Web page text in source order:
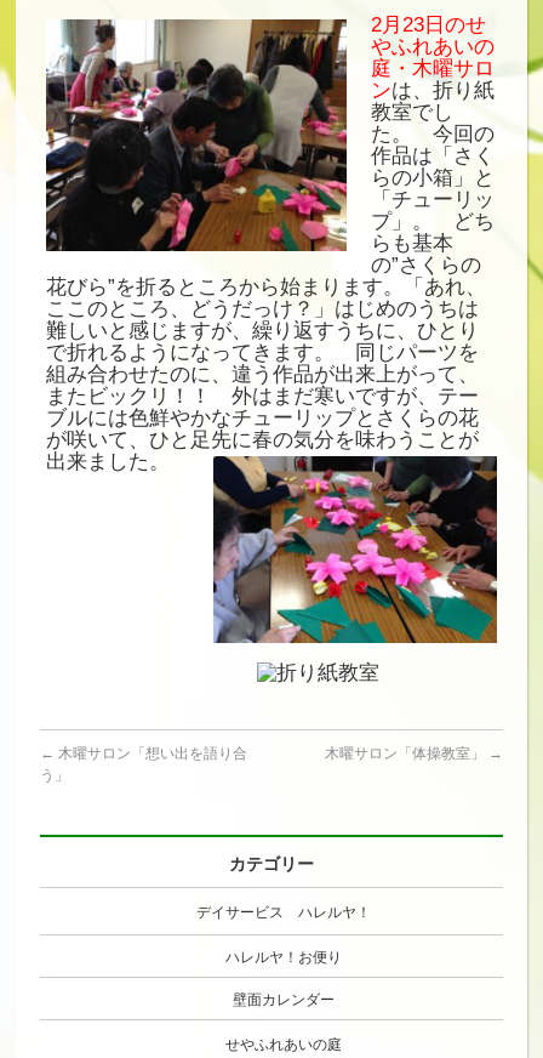
2月23日のせ
やふれあいの
庭・木曜サロ
ンは、折り紙
教室でし
た。 今回の
作品は「さく
らの小箱」と
「チューリッ
プ」。 どち
らも基本
の”さくらの
花びら”を折るところから始まります。「あれ、
ここのところ、どうだっけ？」はじめのうちは
難しいと感じますが、繰り返すうちに、ひとり
で折れるようになってきます。 同じパーツを
組み合わせたのに、違う作品が出来上がって、
またビックリ！！ 外はまだ寒いですが、テー
ブルには色鮮やかなチューリップとさくらの花
が咲いて、ひと足先に春の気分を味わうことが
出来ました。
← 木曜サロン「想い出を語り合
う」
木曜サロン「体操教室」 →
カテゴリー
デイサービス ハレルヤ！
ハレルヤ！お便り
壁面カレンダー
せやふれあいの庭